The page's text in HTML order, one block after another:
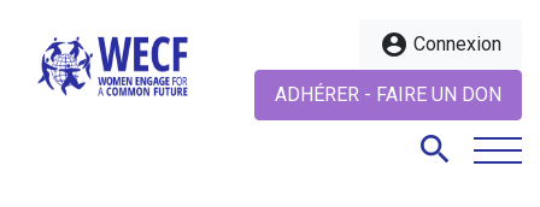
account_circle Connexion
ADHÉRER - FAIRE UN DON
search